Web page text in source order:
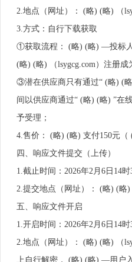
2.地点（网址）： (略) (略) （
3.方式：自行下载获取
①获取流程： (略) (略) —投标
(略) (略) （lsygcg.com）注册
③潜在供应商只有通过“ (略) (
间以供应商通过“ (略) (略) ”在
予受理；
4.售价： (略) (略) 支付150元（
四、响应文件提交（上传）
1.截止时间：2026年2月6日14
2.提交地点（网址）： (略) (略
五、响应文件开启
1.开启时间：2026年2月6日14时
2.地点（网址）： (略) (略) （
上自行解密， (略) (略) —用户